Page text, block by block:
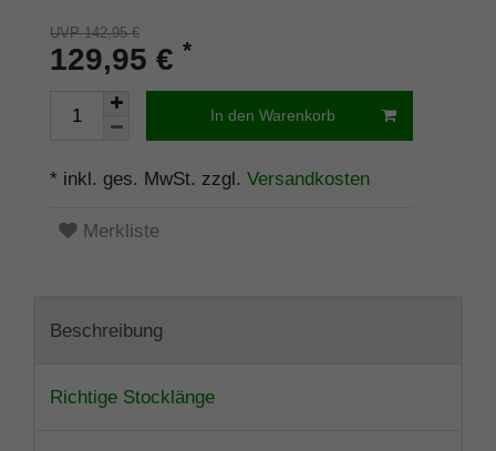
UVP 142,95 €
129,95 € *
In den Warenkorb
* inkl. ges. MwSt. zzgl. Versandkosten
Merkliste
Beschreibung
Richtige Stocklänge